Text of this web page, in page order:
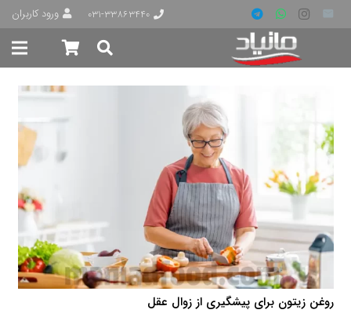
۰۳۱-۳۳۸۶۳۴۴۰ ورود کاربران
روغن زیتون برای پیشگیری از زوال عقل